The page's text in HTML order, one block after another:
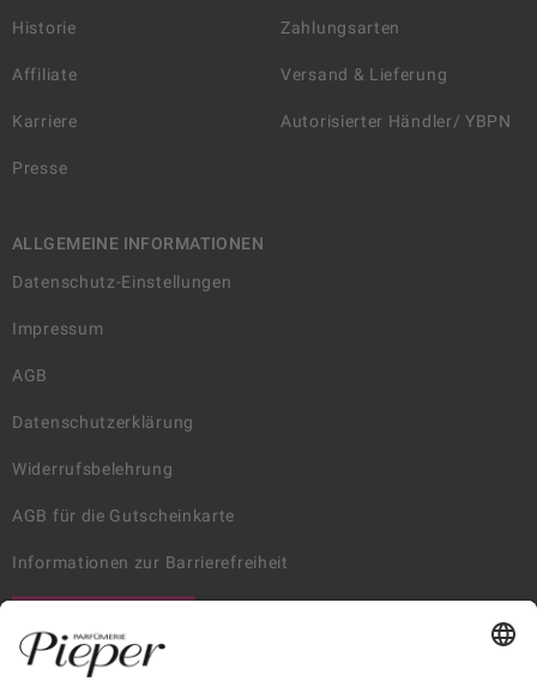
Historie
Affiliate
Karriere
Presse
Zahlungsarten
Versand & Lieferung
Autorisierter Händler/ YBPN
ALLGEMEINE INFORMATIONEN
Datenschutz-Einstellungen
Impressum
AGB
Datenschutzerklärung
Widerrufsbelehrung
AGB für die Gutscheinkarte
Informationen zur Barrierefreiheit